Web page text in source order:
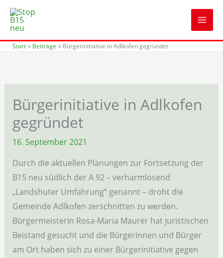
Zum
Inhalt
Start Beiträge Bürgerinitiative in Adlkofen gegründet
Bürgerinitiative in Adlkofen
gegründet
16. September 2021
Durch die aktuellen Planungen zur Fortsetzung der
B15 neu südlich der A 92 – verharmlosend
„Landshuter Umfahrung“ genannt – droht die
Gemeinde Adlkofen zerschnitten zu werden.
Bürgermeisterin Rosa-Maria Maurer hat juristischen
Beistand gesucht und die Bürgerinnen und Bürger
am Ort haben sich zu einer Bürgerinitiative gegen